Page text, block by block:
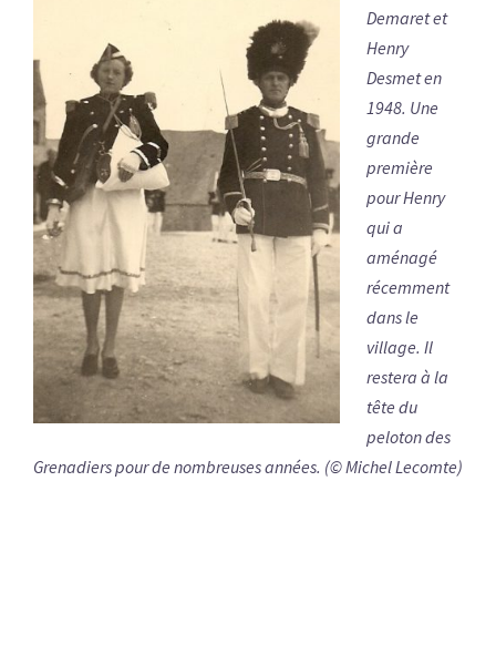
Demaret et
Henry
Desmet en
1948. Une
grande
première
pour Henry
qui a
aménagé
récemment
dans le
village. Il
restera à la
tête du
peloton des
Grenadiers pour de nombreuses années. (© Michel Lecomte)